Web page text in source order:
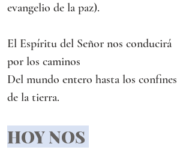
evangelio de la paz).
El Espíritu del Señor nos conducirá
por los caminos
Del mundo entero hasta los confines
de la tierra.
HOY NOS